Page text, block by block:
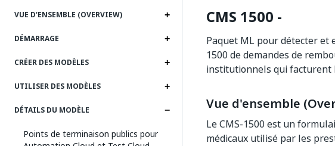
VUE D'ENSEMBLE (OVERVIEW)
DÉMARRAGE
CRÉER DES MODÈLES
UTILISER DES MODÈLES
DÉTAILS DU MODÈLE
Points de terminaison publics pour
CMS 1500 -
Paquet ML pour détecter et
1500 de demandes de
institutionnels qui facturent
Vue d'ensemble
Le CMS-1500 est un
médicaux utilisé par les